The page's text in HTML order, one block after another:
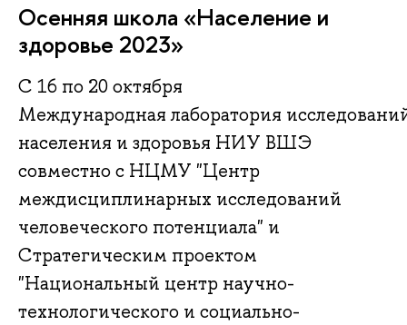
Осенняя школа «Население и
здоровье 2023»
С 16 по 20 октября
Международная лаборатория
населения и здоровья НИУ ВШЭ
совместно с НЦМУ "Центр
междисциплинарных исследований
человеческого потенциала" и
Стратегическим проектом
"Национальный центр научно-
технологического и социально-